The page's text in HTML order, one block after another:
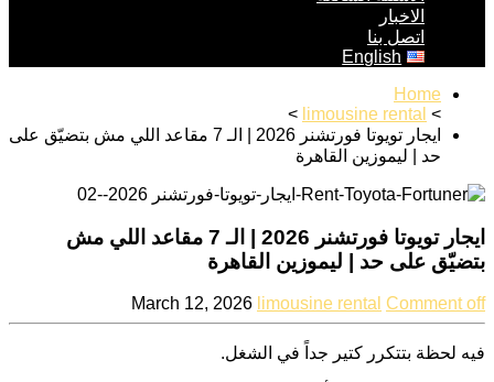
الاخبار
اتصل بنا
English
Home
>
limousine rental
>
ايجار تويوتا فورتشنر 2026 | الـ 7 مقاعد اللي مش بتضيّق على
حد | ليموزين القاهرة
ايجار تويوتا فورتشنر 2026 | الـ 7 مقاعد اللي مش
بتضيّق على حد | ليموزين القاهرة
March 12, 2026 limousine rental Comment off
فيه لحظة بتتكرر كتير جداً في الشغل.